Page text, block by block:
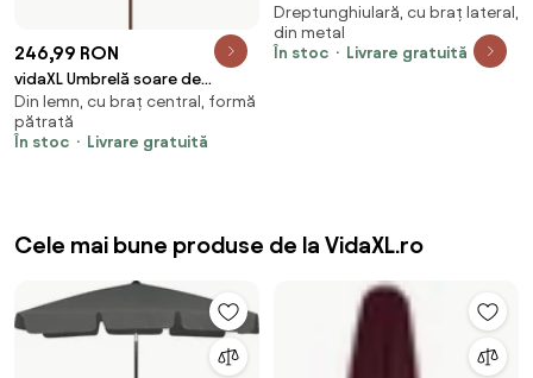
246,99 RON
vidaXL Umbrelă soare de
grădină stâlp din lemn taupe
198x198x231 cm
Din lemn, cu braț central, formă
pătrată
În stoc
Livrare gratuită
LED stâlp din aluminiu antracit
400x300cm
Dreptunghiulară, cu braț lateral,
din metal
În stoc
Livrare gratuită
Cele mai bune produse de la VidaXL.ro